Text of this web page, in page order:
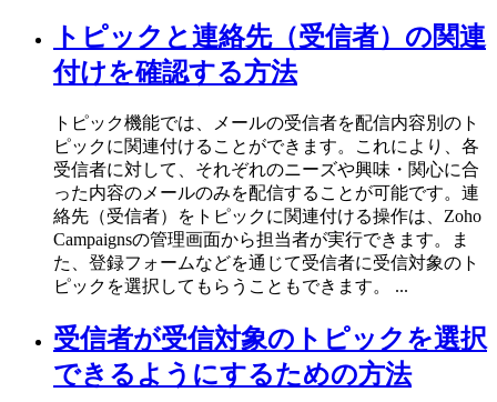
トピックと連絡先（受信者）の関連
付けを確認する方法
トピック機能では、メールの受信者を配信内容別のト
ピックに関連付けることができます。これにより、各
受信者に対して、それぞれのニーズや興味・関心に合
った内容のメールのみを配信することが可能です。連
絡先（受信者）をトピックに関連付ける操作は、Zoho
Campaignsの管理画面から担当者が実行できます。ま
た、登録フォームなどを通じて受信者に受信対象のト
ピックを選択してもらうこともできます。 ...
受信者が受信対象のトピックを選択
できるようにするための方法